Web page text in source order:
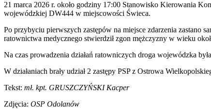
21 marca 2026 r. około godziny 17:00 Stanowisko Kierowania
wojewódzkiej DW444 w miejscowości Świeca.
Po przybyciu pierwszych zastępów na miejsce zdarzenia zastano
ratownictwa medycznego stwierdził zgon mężczyzny w wieku
Na czas prowadzenia działań ratowniczych droga wojewódzka
W działaniach brały udział 2 zastępy PSP z Ostrowa
Tekst: mł. kpt. GRUSZCZYŃSKI Kacper
Zdjęcia: OSP Odolanów